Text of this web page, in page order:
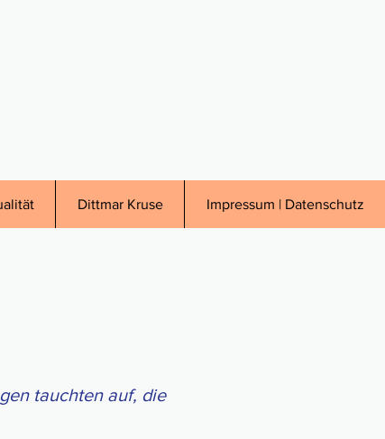
tauch­ten auf, die
Dittmar Kruse Impressum | Datenschutz